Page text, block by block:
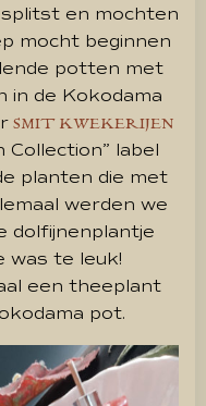
en mochten
mocht beginnen
potten met
in de Kokodama
SMIT KWEKERIJEN
label
planten die met
werden we
dolfijnenplantje
was te leuk!
een theeplant
pot.